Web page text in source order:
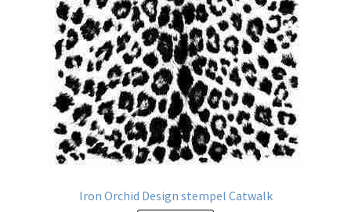
Iron Orchid Design stempel Catwalk